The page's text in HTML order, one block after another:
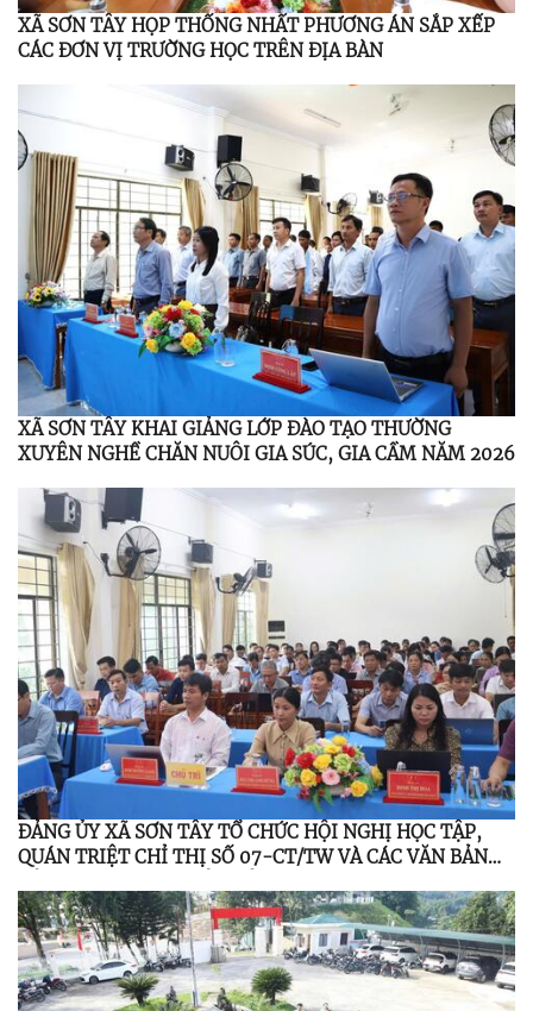
XÃ SƠN TÂY HỌP THỐNG NHẤT PHƯƠNG ÁN SẮP XẾP
CÁC ĐƠN VỊ TRƯỜNG HỌC TRÊN ĐỊA BÀN
XÃ SƠN TÂY KHAI GIẢNG LỚP ĐÀO TẠO THƯỜNG
XUYÊN NGHỀ CHĂN NUÔI GIA SÚC, GIA CẦM NĂM 2026
ĐẢNG ỦY XÃ SƠN TÂY TỔ CHỨC HỘI NGHỊ HỌC TẬP,
QUÁN TRIỆT CHỈ THỊ SỐ 07-CT/TW VÀ CÁC VĂN BẢN